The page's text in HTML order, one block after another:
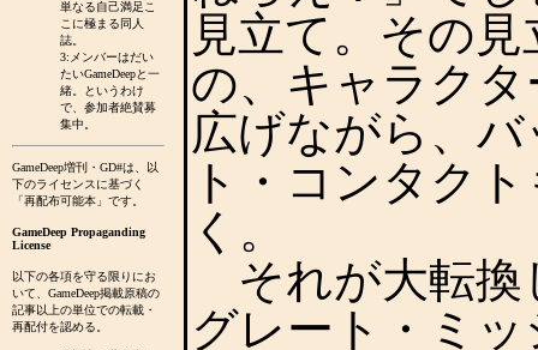
単なる自己満足こ
こに極まる同人
誌。
3:メンバーはだい
たいGameDeepと一
緒。というわけ
で、参加者絶賛募
集中。
GameDeep増刊・GD#は、以
下のライセンスに基づく
「再配布可能本」です。
GameDeep Propaganding
License
以下の各項を守る限りにお
いて、GameDeep掲載原稿の
記事以上の単位での転載・
再配付を認める。
見立て。その
の、キャラク
広げながら、
ト・コンタク
く。
それが大転換
グレート・ミ